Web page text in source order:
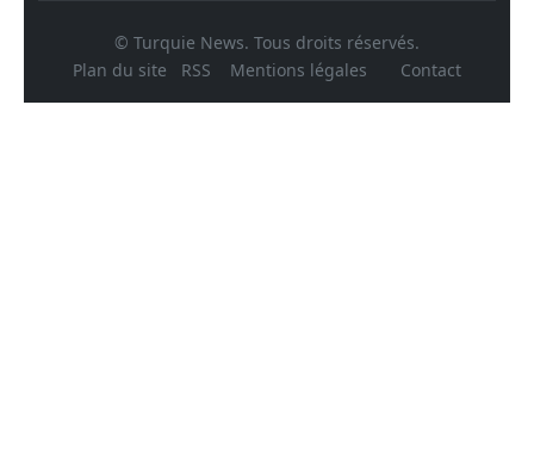
© Turquie News. Tous droits réservés.
Plan du site
RSS Mentions légales Contact